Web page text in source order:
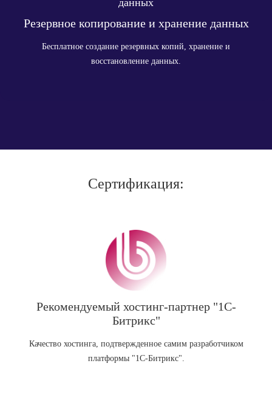
Резервное копирование и хранение данных
Бесплатное создание резервных копий, хранение и
восстановление данных.
Сертификация:
Рекомендуемый хостинг-партнер "1С-
Битрикс"
Качество хостинга, подтвержденное самим разработчиком
платформы "1С-Битрикс".